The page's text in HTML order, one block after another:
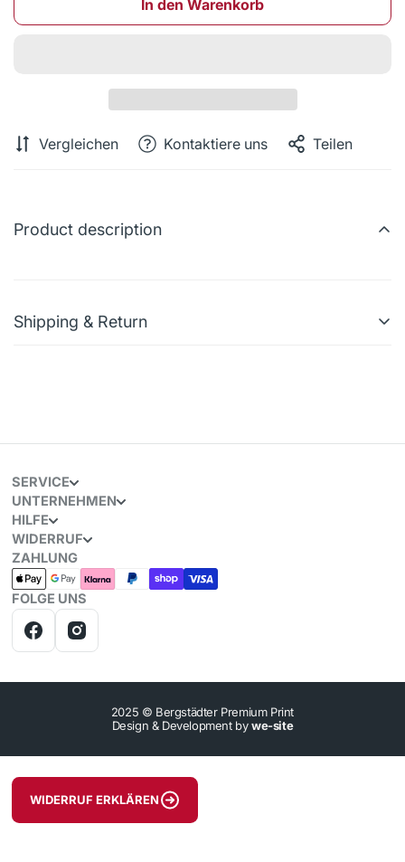
In den Warenkorb
Vergleichen Kontaktiere uns Teilen
Product description
Shipping & Return
delivery.
SERVICE
UNTERNEHMEN
HILFE
WIDERRUF
ZAHLUNG
FOLGE UNS
2025 © Bergstädter Premium Print
Design & Development bywe-site
WIDERRUF ERKLÄREN